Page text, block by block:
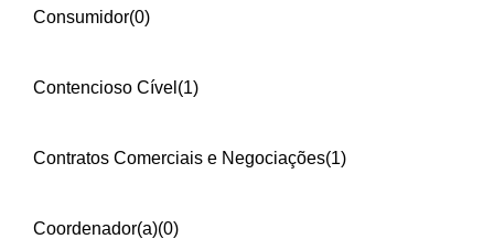
Consumidor(0)
Contencioso Cível (1)
Contratos Comerciais e Negociações(1)
Coordenador(a)(0)